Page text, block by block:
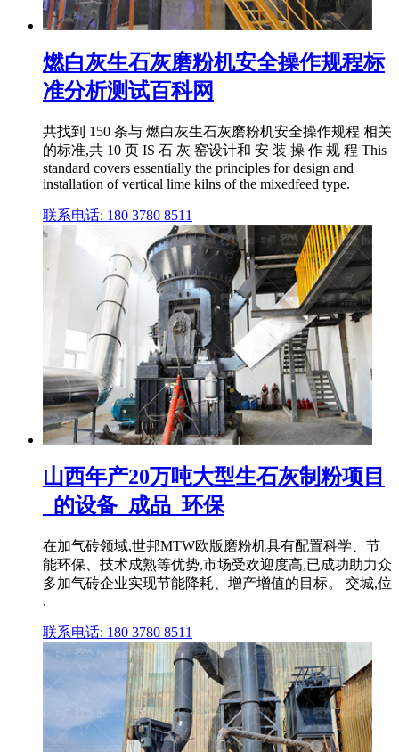
燃白灰生石灰磨粉机安全操作规程标
准分析测试百科网
共找到 150 条与 燃白灰生石灰磨粉机安全操作规程 相关
的标准,共 10 页 IS 石 灰 窑设计和 安 装 操 作 规 程 This
standard covers essentially the principles for design and
installation of vertical lime kilns of the mixedfeed type.
联系电话: 180 3780 8511
山西年产20万吨大型生石灰制粉项目
_的设备_成品_环保
在加气砖领域,世邦MTW欧版磨粉机具有配置科学、节
能环保、技术成熟等优势,市场受欢迎度高,已成功助力众
多加气砖企业实现节能降耗、增产增值的目标。 交城,位
.
联系电话: 180 3780 8511